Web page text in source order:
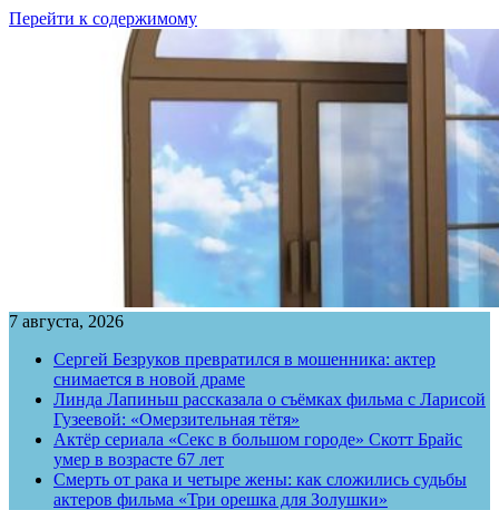
Перейти к содержимому
7 августа, 2026
Сергей Безруков превратился в мошенника: актер
снимается в новой драме
Линда Лапиньш рассказала о съёмках фильма с Ларисой
Гузеевой: «Омерзительная тётя»
Актёр сериала «Секс в большом городе» Скотт Брайс
умер в возрасте 67 лет
Смерть от рака и четыре жены: как сложились судьбы
актеров фильма «Три орешка для Золушки»